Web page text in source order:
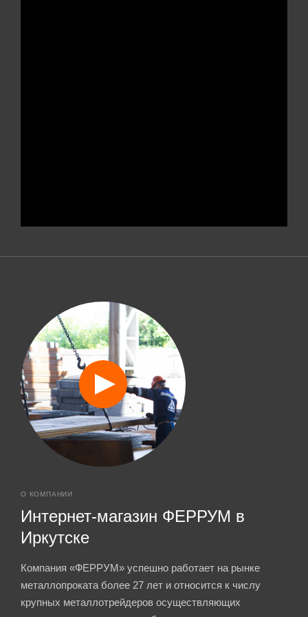
О КОМПАНИИ
Интернет-магазин ФЕРРУМ в
Иркутске
Компания «ФЕРРУМ» успешно работает на рынке
металлопроката более 27 лет и относится к числу
крупных металлотрейдеров осуществляющих